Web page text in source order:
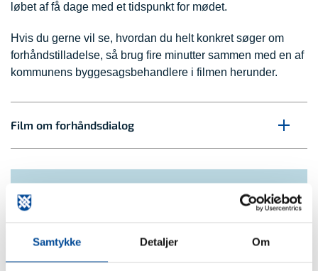
Samtykke Detaljer Om
løbet af få dage med et tidspunkt for mødet.
Hvis du gerne vil se, hvordan du helt konkret søger om
forhåndstilladelse, så brug fire minutter sammen med en af
kommunens byggesagsbehandlere i filmen herunder.
Film om forhåndsdialog
Et godt råd fra byggesagsteamet
Jo bedre du forbereder dig til forhåndsdialogen, jo
mere får du ud af den. Sørg for at projektbeskrivelse